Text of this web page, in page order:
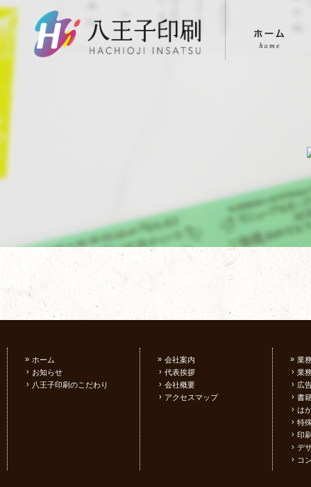
» ホーム
› お知らせ
› 八王子印刷のこだわり
» 会社案内
› 代表挨拶
› 会社概要
› アクセスマップ
» 業
› 業
› 広
› 書
› は
› 特
› 印
› デ
› コ